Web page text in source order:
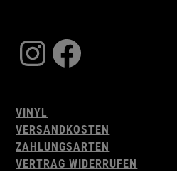
Instagram
Facebook
VINYL
VERSANDKOSTEN
ZAHLUNGSARTEN
VERTRAG WIDERRUFEN